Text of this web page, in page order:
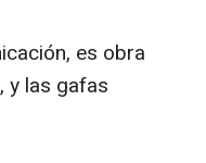
es obra
, y las gafas